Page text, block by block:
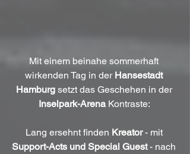
Mit einem beinahe sommerhaft
wirkenden Tag in der Hansestadt
Hamburg setzt das Geschehen in der
Inselpark-Arena Kontraste:
Lang ersehnt finden Kreator - mit
Support-Acts und Special Guest - nach